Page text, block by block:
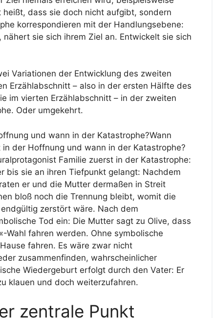
dass sie doch nicht aufgibt, sondern
korrespondieren mit der Handlungsebene:
sie sich ihrem Ziel an. Entwickelt sie sich
Variationen der Entwicklung des zweiten
Erzählabschnitt – also in der ersten Hälfte des
im vierten Erzählabschnitt – in der zweiten
Oder umgekehrt.
und wann in der Katastrophe?Wann
der Hoffnung und wann in der Katastrophe?
Familie zuerst in der Katastrophe:
bis sie an ihren Tiefpunkt gelangt: Nachdem
er und die Mutter dermaßen in Streit
bloß noch die Trennung bleibt, womit die
zerstört wäre. Nach dem
Tod ein: Die Mutter sagt zu Olive, dass
Wahl fahren werden. Ohne symbolische
fahren. Es wäre zwar nicht
zusammenfinden, wahrscheinlicher
Wiedergeburt erfolgt durch den Vater: Er
klauen und doch weiterzufahren.
zentrale Punkt